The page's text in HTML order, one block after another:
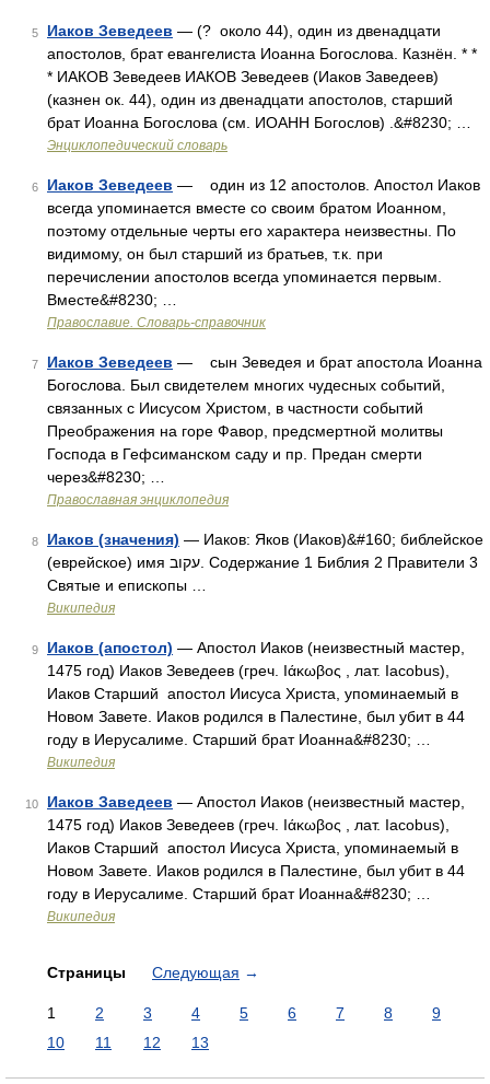
5 Иаков Зеведеев — (? около 44), один из двенадцати
апостолов, брат евангелиста Иоанна Богослова. Казнён. * *
* ИАКОВ Зеведеев ИАКОВ Зеведеев (Иаков Заведеев)
(казнен ок. 44), один из двенадцати апостолов, старший
брат Иоанна Богослова (см. ИОАНН Богослов) .&#8230; …
Энциклопедический словарь
6 Иаков Зеведеев — один из 12 апостолов. Апостол Иаков
всегда упоминается вместе со своим братом Иоанном,
поэтому отдельные черты его характера неизвестны. По
видимому, он был старший из братьев, т.к. при
перечислении апостолов всегда упоминается первым.
Вместе&#8230; …
Православие. Словарь-справочник
7 Иаков Зеведеев — сын Зеведея и брат апостола Иоанна
Богослова. Был свидетелем многих чудесных событий,
связанных с Иисусом Христом, в частности событий
Преображения на горе Фавор, предсмертной молитвы
Господа в Гефсиманском саду и пр. Предан смерти
через&#8230; …
Православная энциклопедия
8 Иаков (значения) — Иаков: Яков (Иаков)&#160; библейское
(еврейское) имя עקוב. Содержание 1 Библия 2 Правители 3
Святые и епископы …
Википедия
9 Иаков (апостол) — Апостол Иаков (неизвестный мастер,
1475 год) Иаков Зеведеев (греч. Ιάκωβος , лат. Iacobus),
Иаков Старший апостол Иисуса Христа, упоминаемый в
Новом Завете. Иаков родился в Палестине, был убит в 44
году в Иерусалиме. Старший брат Иоанна&#8230; …
Википедия
10 Иаков Заведеев — Апостол Иаков (неизвестный мастер,
1475 год) Иаков Зеведеев (греч. Ιάκωβος , лат. Iacobus),
Иаков Старший апостол Иисуса Христа, упоминаемый в
Новом Завете. Иаков родился в Палестине, был убит в 44
году в Иерусалиме. Старший брат Иоанна&#8230; …
Википедия
Страницы Следующая →
1 2 3 4 5 6 7 8
9
10
11 12 13